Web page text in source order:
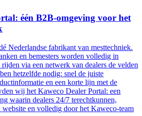
één B2B-omgeving voor het
Nederlandse fabrikant van mesttechniek.
en bemesters worden volledig in
via een netwerk van dealers de velden
hetzelfde nodig: snel de juiste
en een korte lijn met de
wij het Kaweco Dealer Portal: een
waarin dealers 24/7 terechtkunnen,
website en volledig door het Kaweco-team